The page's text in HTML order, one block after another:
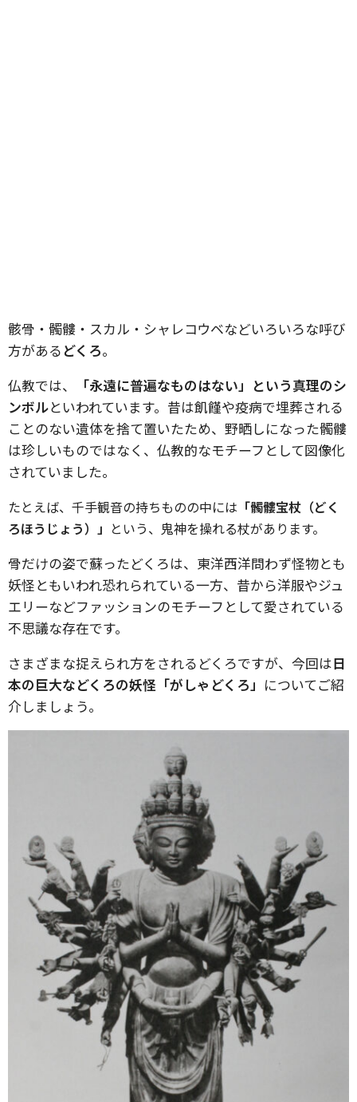
骸骨・髑髏・スカル・シャレコウベなどいろいろな呼び
方がある どくろ。
仏教では、
「永遠に普遍なものはない」という真理のシ
ンボルといわれています。昔は飢饉や疫病で埋葬される
ことのない遺体を捨て置いたため、野晒しになった髑髏
は珍しいものではなく、仏教的なモチーフとして図像化
されていました。
たとえば、千手観音の持ちものの中には 「髑髏宝杖（どく
ろほうじょう）」 という、鬼神を操れる杖があります。
骨だけの姿で蘇ったどくろは、東洋西洋問わず怪物とも
妖怪ともいわれ恐れられている一方、昔から洋服やジュ
エリーなどファッションのモチーフとして愛されている
不思議な存在です。
さまざまな捉えられ方をされるどくろですが、今回は日
本の巨大などくろの妖怪「がしゃどくろ」 についてご紹
介しましょう。